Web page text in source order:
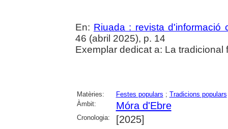
En: Riuada : revista d'informació
46 (abril 2025), p. 14
Exemplar dedicat a: La
Matèries: Festes populars ; Tradicions populars
Àmbit:
Móra d'Ebre
Cronologia: [2025]